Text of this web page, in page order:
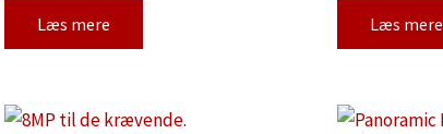
Læs mere Læs mere